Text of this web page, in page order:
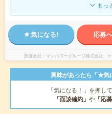
もっ
気になる! 応募
派遣会社 マンパワーグループ株式会社
興味があったら「★気
「気になる！」を押し
「面談確約」 や 「応